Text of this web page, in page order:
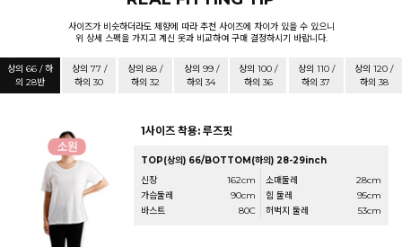
사이즈가 비슷하더라도 체향에 따라 추천 사이즈에 차이가 있을 수 있으니
위 상세 스펙을 가지고 계신 옷과 비교하여 구매 결정하시기 바랍니다.
상의 66 / 하
의 28반
상의 77 /
하의 30
상의 88 /
하의 32
상의 99 /
하의 34
상의 100 /
하의 36
상의 110 /
하의 37
상의 120 /
하의 38
1사이즈 착용: 루즈핏
TOP(상의) 66/BOTTOM(하의) 28-29inch
신장
162cm
가슴둘레
90cm
바스트
80C
소매둘레
28cm
힙 둘레
95cm
허벅지 둘레
53cm